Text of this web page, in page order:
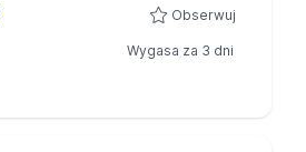
Obserwuj
Wygasa za 3 dni